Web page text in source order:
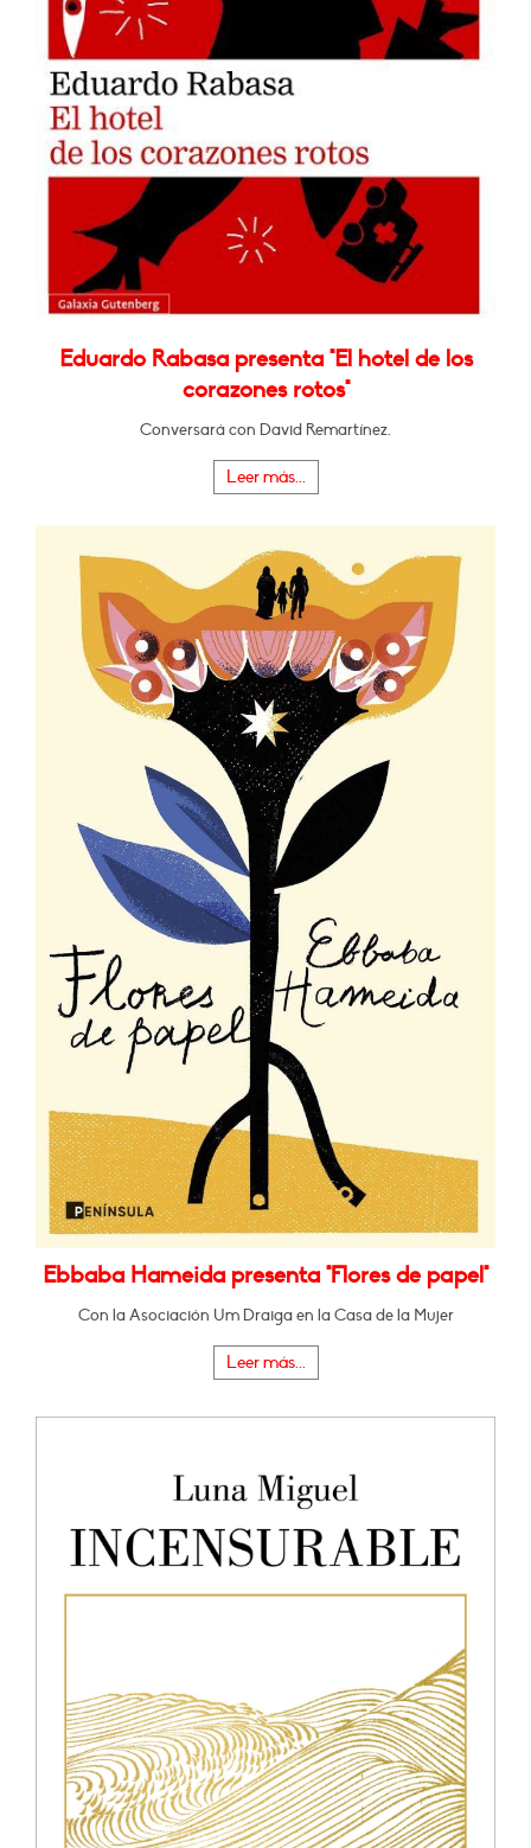
Eduardo Rabasa presenta "El hotel de los
corazones rotos"
Conversará con David Remartínez.
Leer más...
Ebbaba Hameida presenta "Flores de papel"
Con la Asociación Um Draiga en la Casa de la Mujer
Leer más...